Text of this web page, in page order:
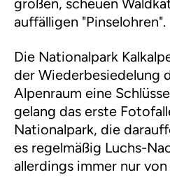
auffälligen "Pinselohren".
Die Nationalpark
der Wiederbesiedelung
Alpenraum eine
gelang das erste
Nationalpark, die
es regelmäßig Luchs-
allerdings immer nur